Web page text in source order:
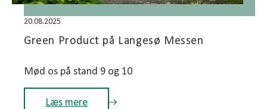
20.08.2025
Green Product på Langesø Messen
Mød os på stand 9 og 10
Læs mere